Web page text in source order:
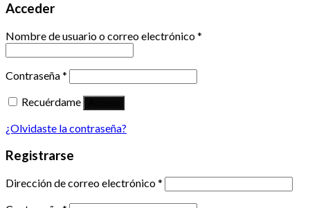
Acceder
Nombre de usuario o correo electrónico*
Contraseña*
Recuérdame
¿Olvidaste la contraseña?
Registrarse
Dirección de correo electrónico*